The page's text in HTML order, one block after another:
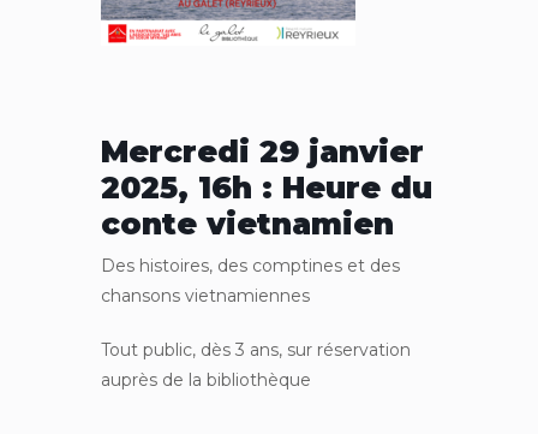
Mercredi 29 janvier
2025, 16h : Heure du
conte vietnamien
Des histoires, des comptines et des
chansons vietnamiennes
Tout public, dès 3 ans, sur réservation
auprès de la bibliothèque